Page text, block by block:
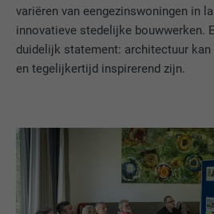
variëren van eengezinswoningen in
innovatieve stedelijke bouwwerken.
duidelijk statement: architectuur kan
en tegelijkertijd inspirerend zijn.